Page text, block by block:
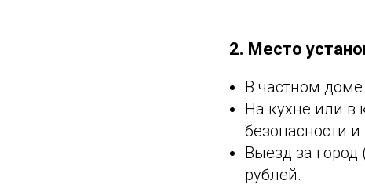
2. Место
В частном доме
На кухне или в
безопасности и
Выезд за
рублей.